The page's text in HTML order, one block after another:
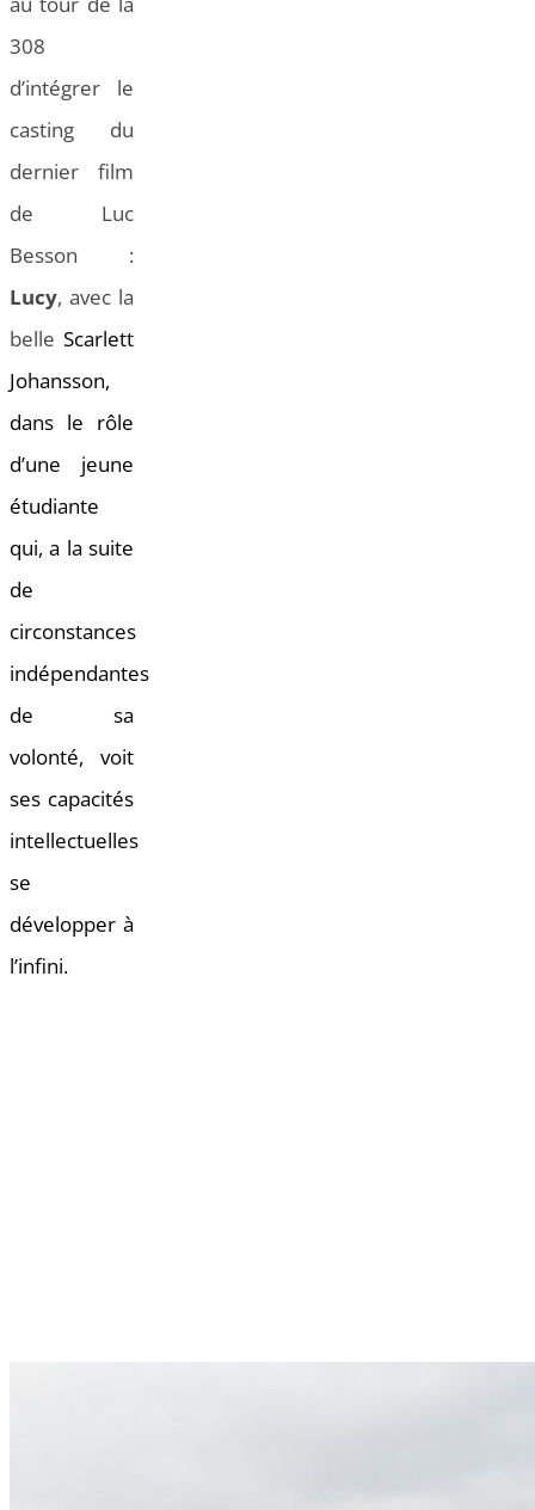
308
d’intégrer le
casting du
dernier film
de Luc
Besson :
Lucy, avec la
belle Scarlett
Johansson,
dans le rôle
d’une jeune
étudiante
qui, a la suite
de
circonstances
indépendantes
de sa
volonté, voit
ses capacités
intellectuelles
se
développer à
l’infini.